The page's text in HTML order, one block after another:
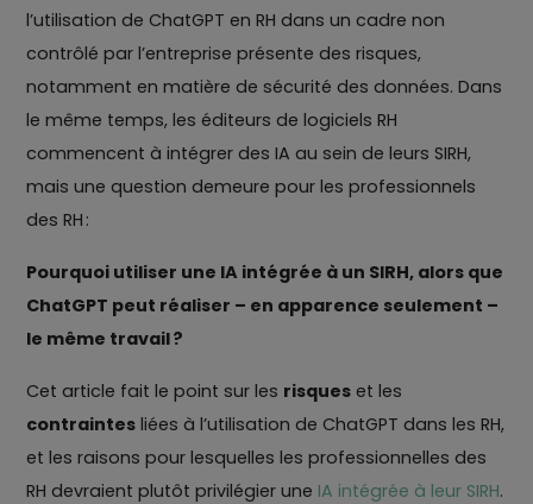
l’utilisation de ChatGPT en RH dans un cadre non
contrôlé par l’entreprise présente des risques,
notamment en matière de sécurité des données. Dans
le même temps, les éditeurs de logiciels RH
commencent à intégrer des IA au sein de leurs SIRH,
mais une question demeure pour les professionnels
des RH :
Pourquoi utiliser une IA intégrée à un SIRH, alors que
ChatGPT peut réaliser – en apparence seulement –
le même travail ?
Cet article fait le point sur les risques et les
contraintes liées à l’utilisation de ChatGPT dans les RH,
et les raisons pour lesquelles les professionnelles des
RH devraient plutôt privilégier une IA intégrée à leur SIRH.